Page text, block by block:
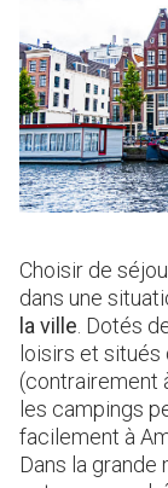
Choisir de
dans une
la ville. Dotés
loisirs et situés
(contrairement
les campings
facilement à
Dans la